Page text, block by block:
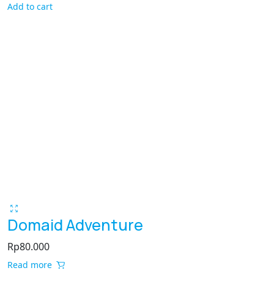
Add to cart
Domaid Adventure
Rp80.000
Read more